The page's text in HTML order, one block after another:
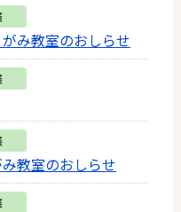
み教室のおしらせ
教室のおしらせ